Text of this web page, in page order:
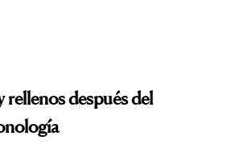
rellenos después del